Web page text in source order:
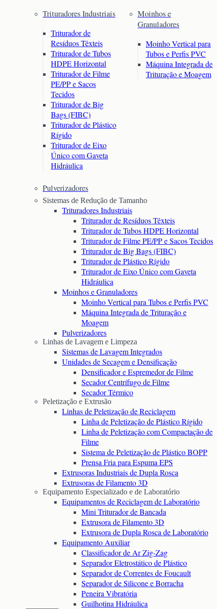
Trituradores Industriais
Triturador de
Resíduos Têxteis
Triturador de Tubos
HDPE Horizontal
Triturador de Filme
PE/PP e Sacos
Tecidos
Triturador de Big
Bags (FIBC)
Triturador de Plástico
Rígido
Triturador de Eixo
Único com Gaveta
Hidráulica
Moinhos e
Granuladores
Moinho Vertical para
Tubos e Perfis PVC
Máquina Integrada de
Trituração e Moagem
Pulverizadores
Sistemas de Redução de Tamanho
Trituradores Industriais
Triturador de Resíduos Têxteis
Triturador de Tubos HDPE Horizontal
Triturador de Filme PE/PP e Sacos Tecidos
Triturador de Big Bags (FIBC)
Triturador de Plástico Rígido
Triturador de Eixo Único com Gaveta
Hidráulica
Moinhos e Granuladores
Moinho Vertical para Tubos e Perfis PVC
Máquina Integrada de Trituração e
Moagem
Pulverizadores
Linhas de Lavagem e Limpeza
Sistemas de Lavagem Integrados
Unidades de Secagem e Densificação
Densificador e Espremedor de Filme
Secador Centrífugo de Filme
Secador Térmico
Peletização e Extrusão
Linhas de Peletização de Reciclagem
Linha de Peletização de Plástico Rígido
Linha de Peletização com Compactação de
Filme
Sistema de Peletização de Plástico BOPP
Prensa Fria para Espuma EPS
Extrusoras Industriais de Dupla Rosca
Extrusoras de Filamento 3D
Equipamento Especializado e de Laboratório
Equipamentos de Reciclagem de Laboratório
Mini Triturador de Bancada
Extrusora de Filamento 3D
Extrusora de Dupla Rosca de Laboratório
Equipamento Auxiliar
Classificador de Ar Zig-Zag
Separador Eletrostático de Plástico
Separador de Correntes de Foucault
Separador de Silicone e Borracha
Peneira Vibratória
Guilhotina Hidráulica